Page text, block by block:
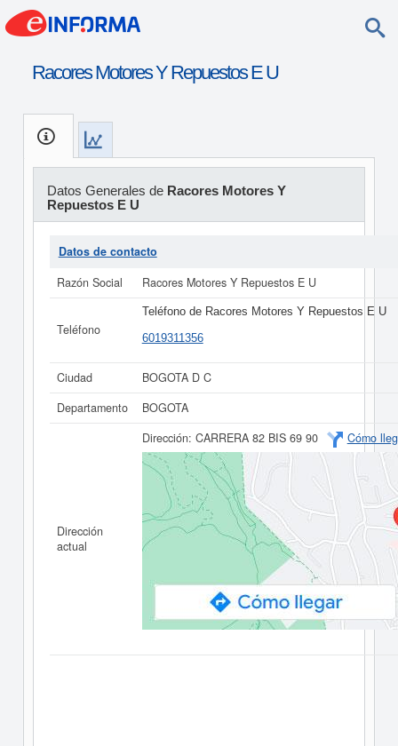
Racores Motores Y Repuestos E U
Datos Generales de Racores Motores Y
Repuestos E U
Datos de contacto
Razón Social
Racores Motores Y Repuestos E U
Teléfono
Teléfono de Racores Motores Y Repuestos E U
6019311356
Ciudad
BOGOTA D C
Departamento
BOGOTA
Dirección
actual
Dirección: CARRERA 82 BIS 69 90 Cómo